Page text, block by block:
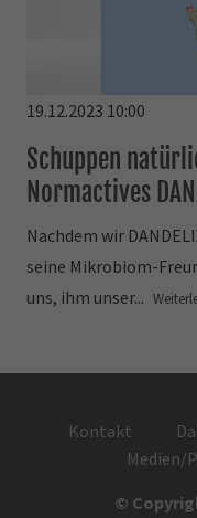
19.12.2023 10:00
Schuppen
Normactives
Nachdem wir
seine Mikrobiom-
uns, ihm unser...
Kontakt
Medien/
©